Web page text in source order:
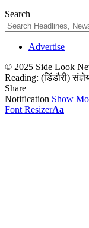
Search
Advertise
© 2025 Side Look
Reading: (डिंडौरी)
Share
Notification Show
Font ResizerAa